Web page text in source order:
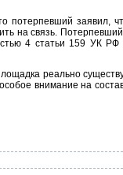
потерпевший заявил,
на связь.
4 статьи 159 УК
реально
внимание на